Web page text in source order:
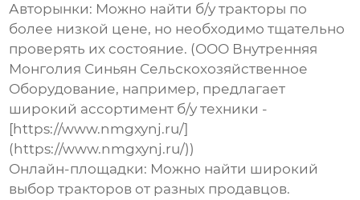
Авторынки: Можно найти б/у тракторы по
более низкой цене, но необходимо тщательно
проверять их состояние. (ООО Внутренняя
Монголия Синьян Сельскохозяйственное
Оборудование, например, предлагает
широкий ассортимент б/у техники -
[https://www.nmgxynj.ru/]
(https://www.nmgxynj.ru/))
Онлайн-площадки: Можно найти широкий
выбор тракторов от разных продавцов.